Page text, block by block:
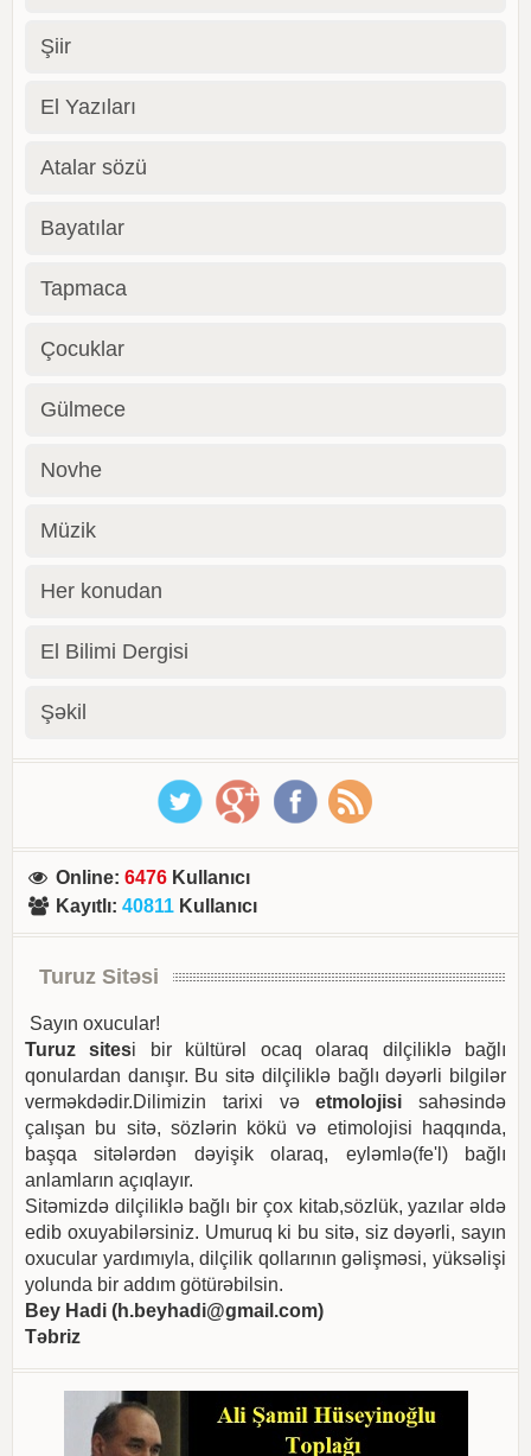
Şiir
El Yazıları
Atalar sözü
Bayatılar
Tapmaca
Çocuklar
Gülmece
Novhe
Müzik
Her konudan
El Bilimi Dergisi
Şəkil
Online:6476 Kullanıcı
Kayıtlı:40811 Kullanıcı
Turuz Sitəsi
Sayın oxucular!
Turuz sitesi bir kültürəl ocaq olaraq dilçiliklə bağlı
qonulardan danışır. Bu sitə dilçiliklə bağlı dəyərli bilgilər
verməkdədir.Dilimizin tarixi vəetmolojisi sahəsində
çalışan bu sitə, sözlərin kökü və etimolojisi haqqında,
başqa sitələrdən dəyişik olaraq, eyləmlə(fe'l) bağlı
anlamların açıqlayır.
Sitəmizdə dilçiliklə bağlı bir çox kitab,sözlük, yazılar əldə
edib oxuyabilərsiniz. Umuruq ki bu sitə, siz dəyərli, sayın
oxucular yardımıyla, dilçilik qollarının gəlişməsi, yüksəlişi
yolunda bir addım götürəbilsin.
Bey Hadi (h.beyhadi@gmail.com)
Təbriz